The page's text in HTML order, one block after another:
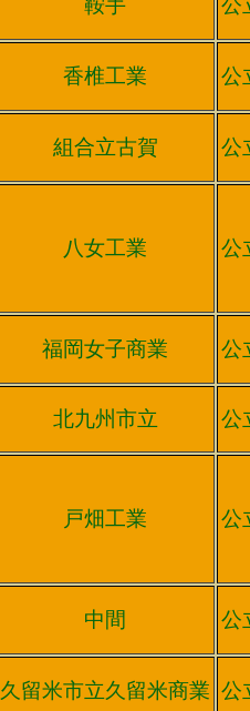
鞍手 公
香椎工業 公
組合立古賀 公
八女工業 公
福岡女子商業 公
北九州市立 公
戸畑工業 公
中間 公
久留米市立久留米商業 公